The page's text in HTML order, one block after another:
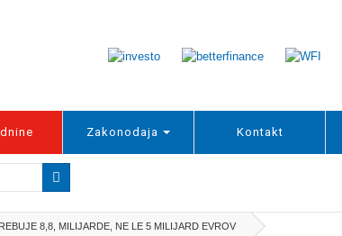
Zakonodaja Kontakt
8,8, MILIJARDE, NE LE 5 MILIJARD EVROV